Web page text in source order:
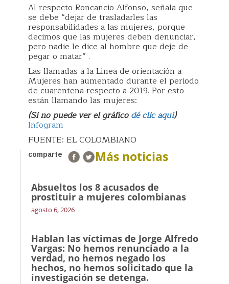
Al respecto Roncancio Alfonso, señala que
se debe “dejar de trasladarles las
responsabilidades a las mujeres, porque
decimos que las mujeres deben denunciar,
pero nadie le dice al hombre que deje de
pegar o matar” .
Las llamadas a la Línea de orientación a
Mujeres han aumentado durante el periodo
de cuarentena respecto a 2019. Por esto
están llamando las mujeres:
(Si no puede ver el gráficodé clic aquí)
Infogram
FUENTE: EL COLOMBIANO
comparte Más noticias
Absueltos los 8 acusados de
prostituir a mujeres colombianas
agosto 6, 2026
Hablan las víctimas de Jorge Alfredo
Vargas: No hemos renunciado a la
verdad, no hemos negado los
hechos, no hemos solicitado que la
investigación se detenga.